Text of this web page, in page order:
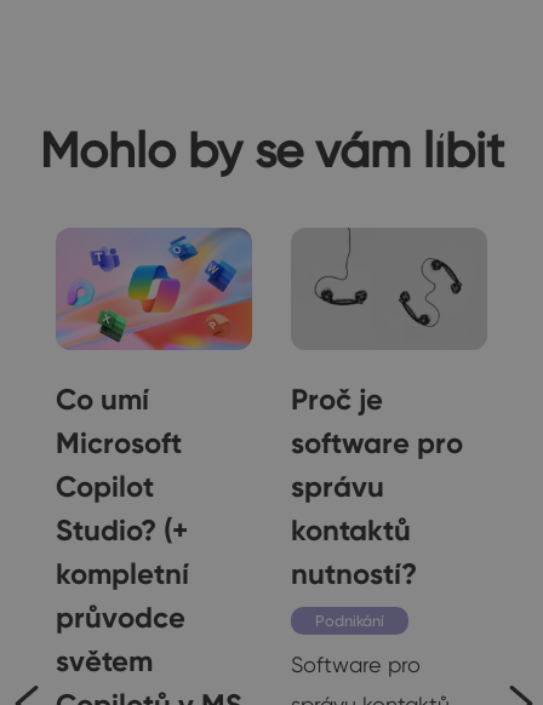
Mohlo by se vám líbit
Co umí
Microsoft
Copilot
Studio? (+
kompletní
průvodce
světem
Proč je
software pro
správu
kontaktů
nutností?
Podnikání
Software pro